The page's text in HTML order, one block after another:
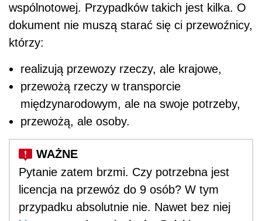
wspólnotowej. Przypadków takich jest kilka. O
dokument nie muszą starać się ci przewoźnicy,
którzy:
realizują przewozy rzeczy, ale krajowe,
przewożą rzeczy w transporcie
międzynarodowym, ale na swoje potrzeby,
przewożą, ale osoby.
Pytanie zatem brzmi. Czy potrzebna jest
licencja na przewóz do 9 osób? W tym
przypadku absolutnie nie. Nawet bez niej